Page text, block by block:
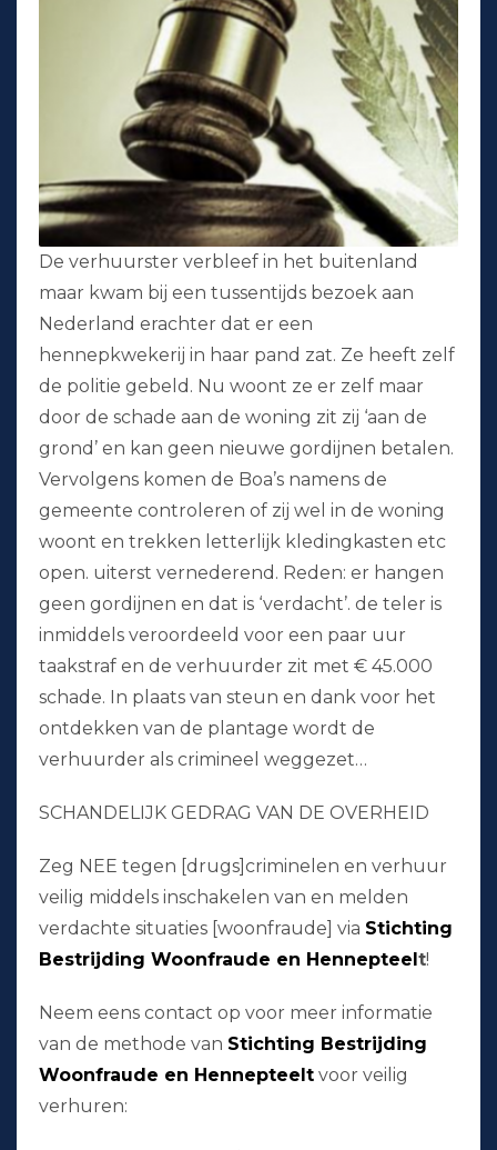
De verhuurster verbleef in het buitenland
maar kwam bij een tussentijds bezoek aan
Nederland erachter dat er een
hennepkwekerij in haar pand zat. Ze heeft zelf
de politie gebeld. Nu woont ze er zelf maar
door de schade aan de woning zit zij ‘aan de
grond’ en kan geen nieuwe gordijnen betalen.
Vervolgens komen de Boa’s namens de
gemeente controleren of zij wel in de woning
woont en trekken letterlijk kledingkasten etc
open. uiterst vernederend. Reden: er hangen
geen gordijnen en dat is ‘verdacht’. de teler is
inmiddels veroordeeld voor een paar uur
taakstraf en de verhuurder zit met € 45.000
schade. In plaats van steun en dank voor het
ontdekken van de plantage wordt de
verhuurder als crimineel weggezet…
SCHANDELIJK GEDRAG VAN DE OVERHEID
Zeg NEE tegen [drugs]criminelen en verhuur
veilig middels inschakelen van en melden
verdachte situaties [woonfraude] via Stichting
Bestrijding Woonfraude en Hennepteelt!
Neem eens contact op voor meer informatie
van de methode van Stichting Bestrijding
Woonfraude en Hennepteelt voor veilig
verhuren: